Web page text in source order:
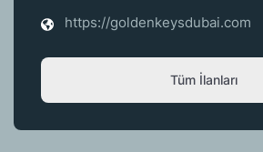
https://goldenkeysdubai.com
Tüm İlanları